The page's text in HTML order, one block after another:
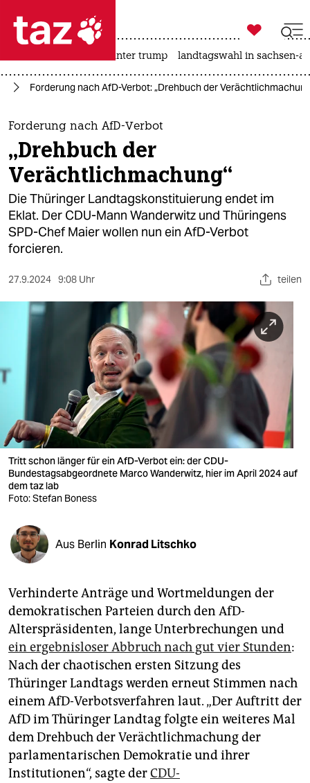
 taz zahl ich
taz zahl ich
themen
politik
öko
gesellschaft
kultur
sport
berlin
nord
wahrheit
verlag
verlag
veranstaltungen
shop
unterstützen
genossenschaft
epaper login

taz zahl ich
usa unter trump landtagswahl in sachsen-
Forderung nach AfD-Verbot: „Drehbuch der
Forderung nach AfD-Verbot
„Drehbuch der
Verächtlichmachung“
Die Thüringer Landtagskonstituierung endet im
Eklat. Der CDU-Mann Wanderwitz und Thüringens
SPD-Chef Maier wollen nun ein AfD-Verbot
forcieren.
27.9.2024 9:08 Uhr teilen
Tritt schon länger für ein AfD-Verbot ein: der CDU-
Bundestagsabgeordnete Marco Wanderwitz, hier im April 2024 auf
dem taz lab
Foto: Stefan Boness
Aus Berlin Konrad Litschko
Verhinderte Anträge und Wortmeldungen der
demokratischen Parteien durch den AfD-
Alterspräsidenten, lange Unterbrechungen und
ein ergebnisloser Abbruch nach gut vier Stunden:
Nach der chaotischen ersten Sitzung des
Thüringer Landtags werden erneut Stimmen nach
einem AfD-Verbotsverfahren laut. „Der Auftritt der
AfD im Thüringer Landtag folgte ein weiteres Mal
dem Drehbuch der Verächtlichmachung der
parlamentarischen Demokratie und ihrer
Institutionen“, sagte derCDU-